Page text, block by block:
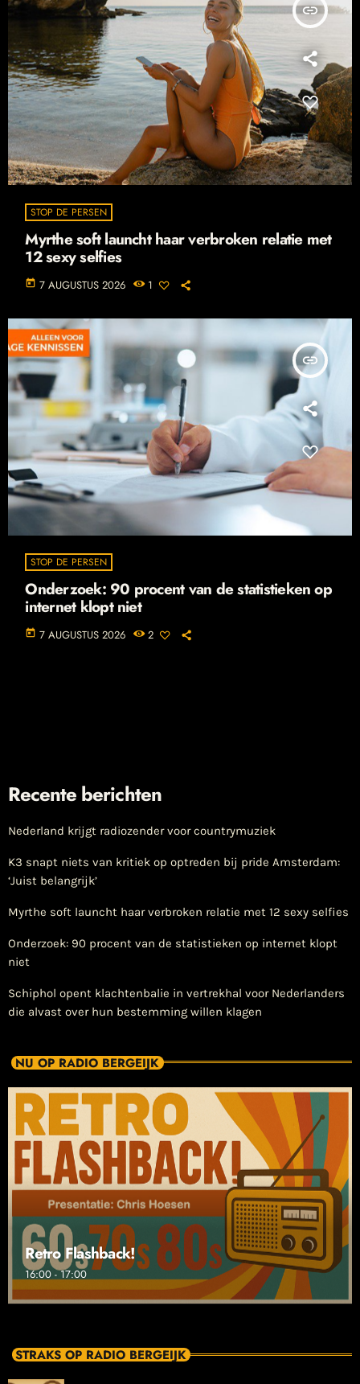
insert_link
STOP DE PERSEN
Myrthe soft launcht haar verbroken relatie met
12 sexy selfies
today 7 AUGUSTUS 2026 1
insert_link
STOP DE PERSEN
Onderzoek: 90 procent van de statistieken op
internet klopt niet
today 7 AUGUSTUS 2026 2
Recente berichten
Nederland krijgt radiozender voor countrymuziek
K3 snapt niets van kritiek op optreden bij pride Amsterdam:
‘Juist belangrijk’
Myrthe soft launcht haar verbroken relatie met 12 sexy selfies
Onderzoek: 90 procent van de statistieken op internet klopt
niet
Schiphol opent klachtenbalie in vertrekhal voor Nederlanders
die alvast over hun bestemming willen klagen
NU OP RADIO BERGEIJK
Retro Flashback!
16:00 - 17:00
STRAKS OP RADIO BERGEIJK